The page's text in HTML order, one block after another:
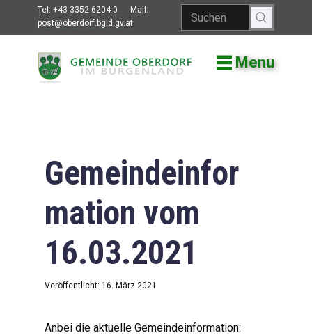
Tel: +43 3352 6204-0
Mail:
post@oberdorf.bgld.gv.at
Menu
Willkommen
Gemeindeamt
Gemeinderat
Bildung
Vereine
Gemeindeinfor
mation vom
16.03.2021
Veröffentlicht: 16. März 2021
Anbei die aktuelle Gemeindeinformation: